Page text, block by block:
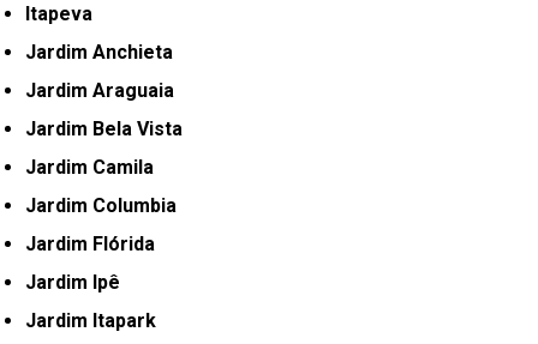
Itapeva
Jardim Anchieta
Jardim Araguaia
Jardim Bela Vista
Jardim Camila
Jardim Columbia
Jardim Flórida
Jardim Ipê
Jardim Itapark